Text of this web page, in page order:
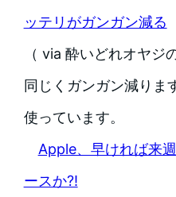
ッテリがガンガン減る
（ via 酔いどれオヤジ
同じくガンガン減りま
使っています。
Apple、早ければ来
ースか?!